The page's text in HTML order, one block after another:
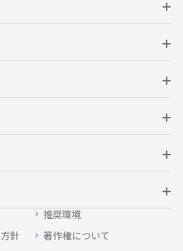
推奨環境
針 著作権について